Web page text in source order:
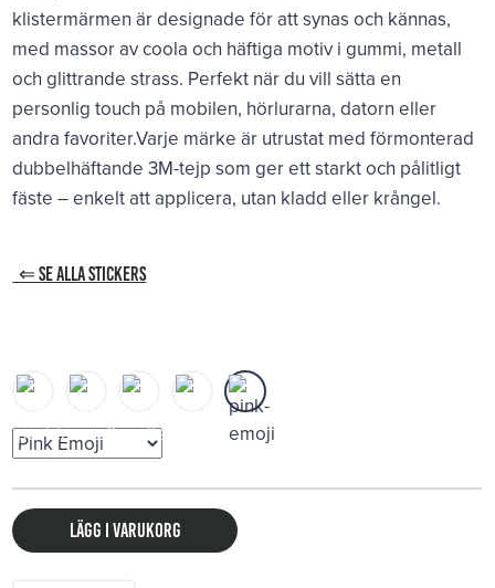
klistermärmen är designade för att synas och kännas,
med massor av coola och häftiga motiv i gummi, metall
och glittrande strass. Perfekt när du vill sätta en
personlig touch på mobilen, hörlurarna, datorn eller
andra favoriter.Varje märke är utrustat med förmonterad
dubbelhäftande 3M-tejp som ger ett starkt och pålitligt
fäste – enkelt att applicera, utan kladd eller krångel.
⇐ SE ALLA STICKERS
Lägg i varukorg